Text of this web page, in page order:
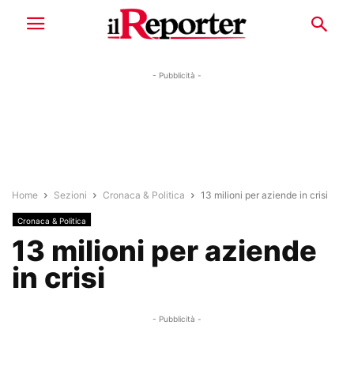
- Pubblicità -
Home Sezioni Cronaca & Politica 13 milioni per aziende in crisi
Cronaca & Politica
13 milioni per aziende
in crisi
- Pubblicità -